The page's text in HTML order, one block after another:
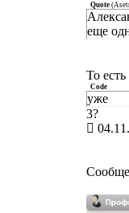
Quote (
еще
То
Code
уже
3?